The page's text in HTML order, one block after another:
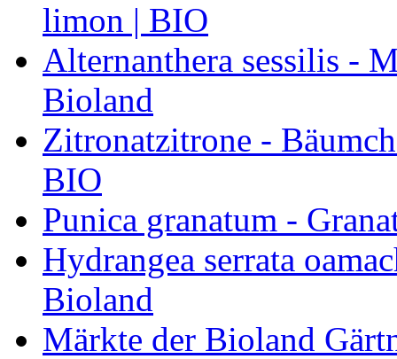
limon | BIO
Alternanthera sessilis -
Bioland
Zitronatzitrone -
BIO
Punica granatum -
Hydrangea serrata
Bioland
Märkte der Bioland